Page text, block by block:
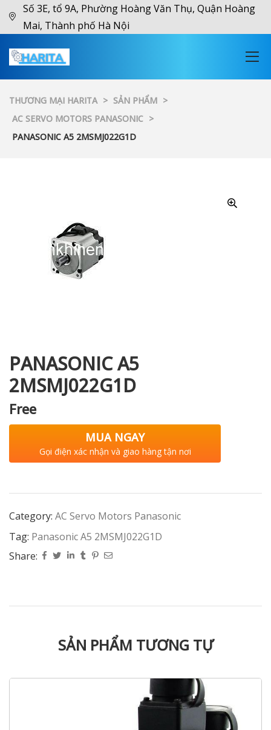
Số 3E, tổ 9A, Phường Hoàng Văn Thụ, Quận Hoàng
Mai, Thành phố Hà Nội
THƯƠNG MẠI HARITA > SẢN PHẨM >
AC SERVO MOTORS PANASONIC >
PANASONIC A5 2MSMJ022G1D
PANASONIC A5
2MSMJ022G1D
Free
MUA NGAY
Gọi điện xác nhận và giao hàng tận nơi
Category: AC Servo Motors Panasonic
Tag: Panasonic A5 2MSMJ022G1D
Share:
SẢN PHẨM TƯƠNG TỰ